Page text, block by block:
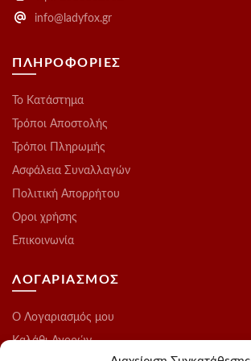
info@ladyfox.gr
ΠΛΗΡΟΦΟΡΙΕΣ
Το Kατάστημα
Τρόποι Αποστολής
Τρόποι Πληρωμής
Ασφάλεια Συναλλαγών
Πολιτική Απορρήτου
Οροι χρήσης
Επικοινωνία
ΛΟΓΑΡΙΑΣΜΟΣ
O Λογαριασμός μου
Καλάθι Αγορών